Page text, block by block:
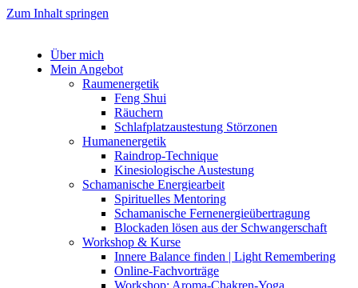
Zum Inhalt springen
Über mich
Mein Angebot
Raumenergetik
Feng Shui
Räuchern
Schlafplatzaustestung Störzonen
Humanenergetik
Raindrop-Technique
Kinesiologische Austestung
Schamanische Energiearbeit
Spirituelles Mentoring
Schamanische Fernenergieübertragung
Blockaden lösen aus der Schwangerschaft
Workshop & Kurse
Innere Balance finden | Light Remembering
Online-Fachvorträge